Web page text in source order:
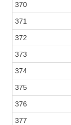
370
371
372
373
374
375
376
377